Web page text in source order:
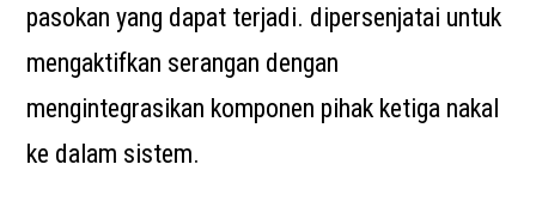
pasokan yang dapat terjadi. dipersenjatai untuk
mengaktifkan serangan dengan
mengintegrasikan komponen pihak ketiga nakal
ke dalam sistem.